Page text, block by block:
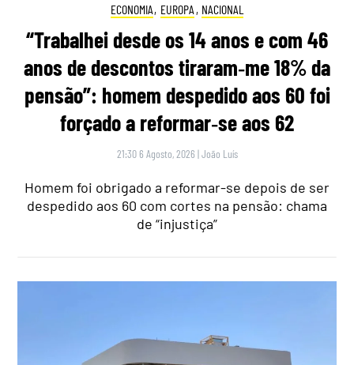
ECONOMIA, EUROPA , NACIONAL
“Trabalhei desde os 14 anos e com 46
anos de descontos tiraram‑me 18% da
pensão”: homem despedido aos 60 foi
forçado a reformar‑se aos 62
21:30 6 Agosto, 2026 |João Luís
Homem foi obrigado a reformar-se depois de ser
despedido aos 60 com cortes na pensão: chama
de “injustiça”